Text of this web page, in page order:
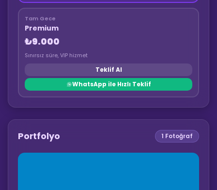
Tam Gece
Premium
₺9.000
Sınırsız süre, VIP hizmet
Teklif Al
WhatsApp ile Hızlı Teklif
Portfolyo 1 Fotoğraf